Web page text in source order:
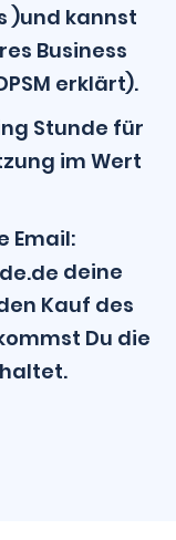
)und kannst
Business
erklärt).
Stunde für
im Wert
Email:
deine
Kauf des
Du die